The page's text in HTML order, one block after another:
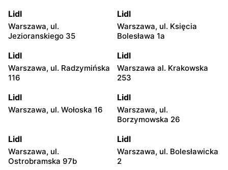
Lidl
Warszawa, ul.
Jezioranskiego 35
Lidl
Warszawa, ul. Księcia
Bolesława 1a
Lidl
Warszawa, ul. Radzymińska
116
Lidl
Warszawa al. Krakowska
253
Lidl
Warszawa, ul. Wołoska 16
Lidl
Warszawa, ul.
Borzymowska 26
Lidl
Warszawa, ul.
Ostrobramska 97b
Lidl
Warszawa, ul. Bolesławicka
2